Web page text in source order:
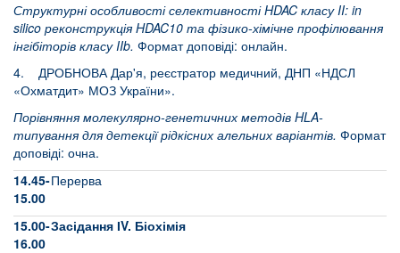
Структурні особливості селективності HDAC класу II: in
silico реконструкція HDAC10 та фізико-хімічне профілювання
інгібіторів класу IIb. Формат доповіді: онлайн.
4. ДРОБНОВА Дар'я, реєстратор медичний, ДНП «НДСЛ
«Охматдит» МОЗ України».
Порівняння молекулярно-генетичних методів HLA-
типування для детекції рідкісних алельних варіантів. Формат
доповіді: очна.
14.45-
15.00
Перерва
15.00-
16.00
Засідання ІV. Біохімія